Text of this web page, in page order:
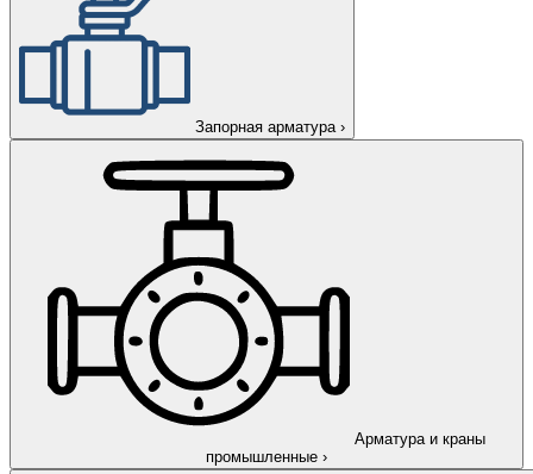
Запорная арматура ›
Арматура и краны
промышленные ›